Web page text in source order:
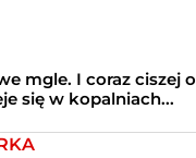
mgle. I coraz ciszej o
się w kopalniach...